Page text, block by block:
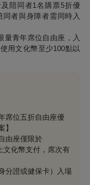
陪同者1名購票5折優
者與身障者需同時入
青年席位自由座，入
用文化幣至少100點以
席位五折自由座優
】
由座僅限於
文化幣支付，席次有
分證或健保卡）入場